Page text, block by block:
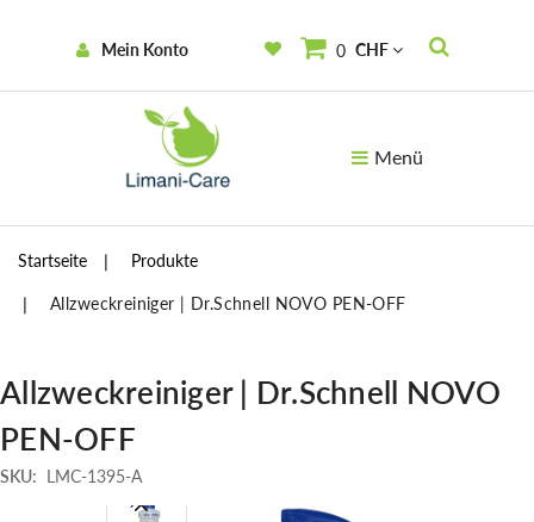
Mein Konto 0 CHF
Menü
Startseite Produkte
Allzweckreiniger | Dr.Schnell NOVO PEN-OFF
Allzweckreiniger | Dr.Schnell NOVO
PEN-OFF
SKU: LMC-1395-A